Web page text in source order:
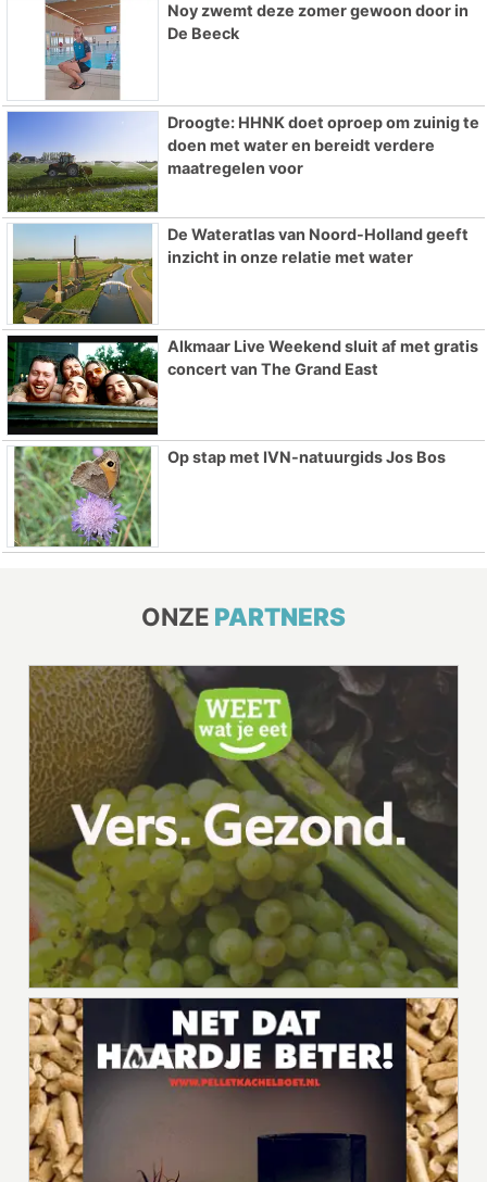
Noy zwemt deze zomer gewoon door in
De Beeck
Droogte: HHNK doet oproep om zuinig te
doen met water en bereidt verdere
maatregelen voor
De Wateratlas van Noord-Holland geeft
inzicht in onze relatie met water
Alkmaar Live Weekend sluit af met gratis
concert van The Grand East
Op stap met IVN-natuurgids Jos Bos
ONZE PARTNERS